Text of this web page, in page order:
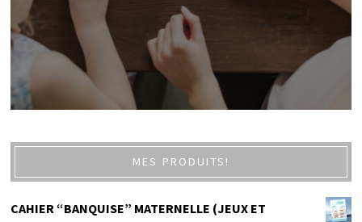
MES PRODUITS!
CAHIER “BANQUISE” MATERNELLE (JEUX ET